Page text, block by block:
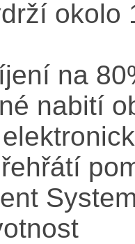
okolo
na
nabití